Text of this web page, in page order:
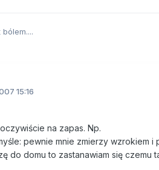
15:16
na zapas. Np.
pewnie mnie zmierzy wzrokiem i
do domu to zastanawiam się czemu